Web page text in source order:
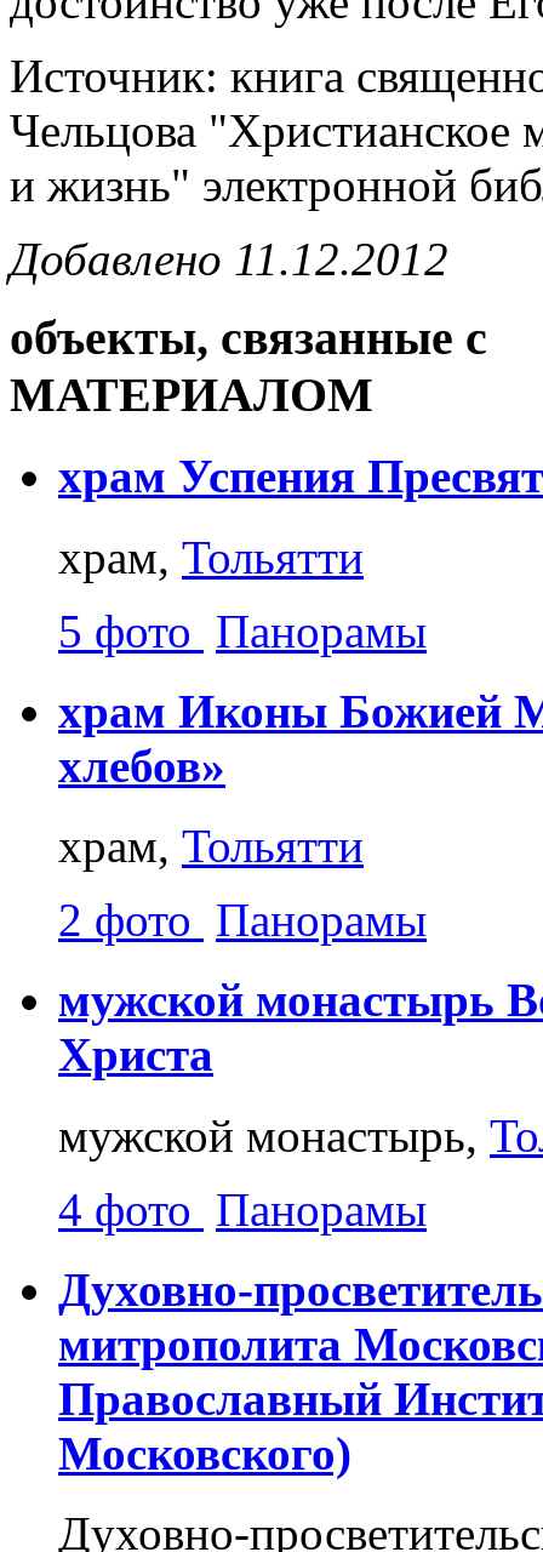
Источник: книга
Чельцова "Христианское
и жизнь" электронной
Добавлено 11.12.2012
объекты, связанные с
МАТЕРИАЛОМ
храм Успения
храм, Тольятти
5 фото Панорамы
храм Иконы Божией
хлебов»
храм, Тольятти
2 фото Панорамы
мужской монастырь
Христа
мужской монастырь,
4 фото Панорамы
Духовно-
митрополита
Православный
Московского)
Духовно-